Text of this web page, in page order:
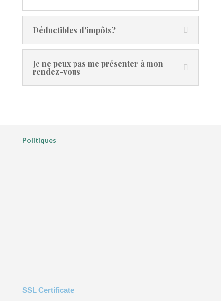
Déductibles d'impôts?
Je ne peux pas me présenter à mon
rendez-vous
Politiques
SSL Certificate